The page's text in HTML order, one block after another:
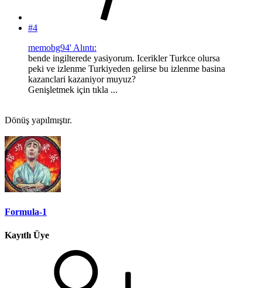
#4
memobg94' Alıntı:
bende ingilterede yasiyorum. Icerikler Turkce olursa
peki ve izlenme Turkiyeden gelirse bu izlenme basina
kazanclari kazaniyor muyuz?
Genişletmek için tıkla ...
Dönüş yapılmıştır.
Formula-1
Kayıtlı Üye